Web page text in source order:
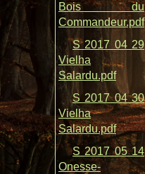
Bois du
Commandeur.pdf
S 2017 04 29
Vielha
Salardu.pdf
S 2017 04 30
Vielha
Salardu.pdf
S 2017 05 14
Onesse-